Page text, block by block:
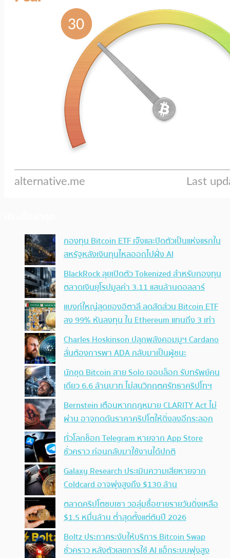
กองทุน Bitcoin ETF เจ๊งและปิดตัวเป็นแห่งแรกใน
สหรัฐหลังเงินทุนไหลออกไปฝั่ง AI
BlackRock ลุยเปิดตัว Tokenized สำหรับกองทุน
ตลาดเงินยุโรปมูลค่า 3.11 แสนล้านดอลลาร์
แบงก์ใหญ่สุดของอิตาลี ลดสัดส่วน Bitcoin ETF
ลง 99% หันลงทุน ใน Ethereum แทนถึง 3 เท่า
Charles Hoskinson ปลุกพลังคอมมูฯ Cardano
ลั่นต้องการพา ADA กลับมาเป็นผู้ชนะ
นักขุด Bitcoin สาย Solo เจอบล็อก รับทรัพย์คน
เดียว 6.6 ล้านบาท ไม่สนวิกฤตศรัทธาคริปโทฯ
Bernstein เตือนหากกฎหมาย CLARITY Act ไม่
ผ่าน อาจกดดันราคาคริปโตให้ดิ่งลงอีกระลอก
ทั่วโลกช็อก Telegram หายจาก App Store
ชั่วคราว ก่อนกลับมาใช้งานได้ปกติ
Galaxy Research ประเมินความเสียหายจาก
Coldcard อาจพุ่งสูงถึง $130 ล้าน
ตลาดคริปโตซบเซา วอลุ่มซื้อขายรายวันดิ่งเหลือ
$1.5 หมื่นล้าน ต่ำสุดตั้งแต่ต้นปี 2026
Boltz ประกาศระงับให้บริการ Bitcoin Swap
ชั่วคราว หลังตัวเลขการใช้ AI แฮ็กระบบพุ่งสูง